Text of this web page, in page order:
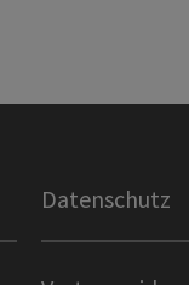
Datenschutz